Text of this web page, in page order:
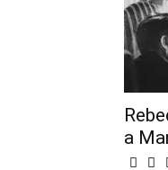
a